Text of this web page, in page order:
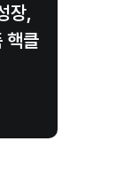
장,
핵클